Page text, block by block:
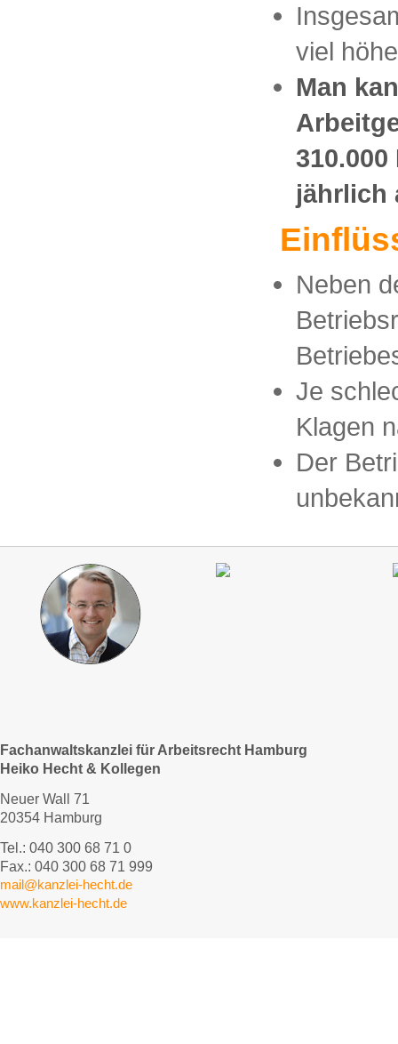
viel
Man
jährlich
Neben
Je
Klagen
Der
Fachanwaltskanzlei für Arbeitsrecht Hamburg
Heiko Hecht & Kollegen
Neuer Wall 71
20354 Hamburg
Tel.: 040 300 68 71 0
Fax.: 040 300 68 71 999
mail@kanzlei-hecht.de
www.kanzlei-hecht.de